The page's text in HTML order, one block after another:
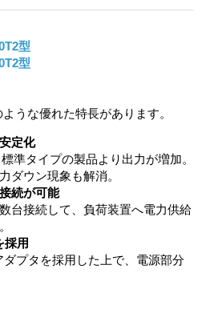
型
型
うな優れた特長があります。
定化
準タイプの製品より出力が増加。
ダウン現象も解消。
続が可能
台接続して、負荷装置へ電力供給
採用
ダプタを採用した上で、電源部分